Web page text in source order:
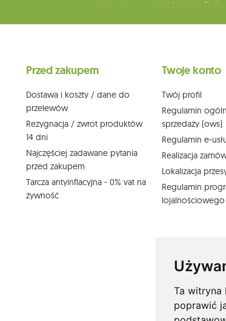
Ta witryna
poprawić
miejsca wykonywania działalności w
Dane będą przetwarzane w celu wysyłki
działem obsługi klienta Mouton Interactive
Przed zakupem
Dostawa i koszty / dane do
przelewów
Rezygnacja / zwrot produktów
14 dni
Najczęściej zadawane pytania
przed zakupem
Tarcza antyinflacyjna - 0% vat na
żywność
Twoje konto
Twój profil
Regulamin
sprzedaży (ows)
Regulamin e-
Realizacja
Lokalizacja
Regulamin
lojalnościowego